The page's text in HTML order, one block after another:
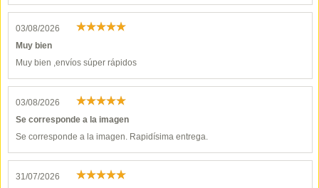
03/08/2026
Muy bien
Muy bien ,envíos súper rápidos
03/08/2026
Se corresponde a la imagen
Se corresponde a la imagen. Rapidísima entrega.
31/07/2026